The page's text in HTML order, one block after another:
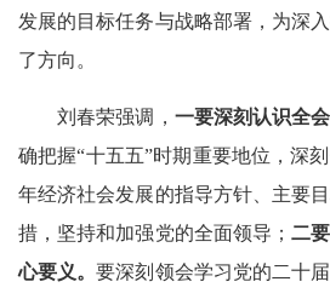
发展的目标任务与战略部署，为深
了方向。
刘春荣强调， 一要深刻认识全
确把握“十五五”时期重要地位，深
年经济社会发展的指导方针、主要
措，坚持和加强党的全面领导；二
心要义。要深刻领会学习党的二十